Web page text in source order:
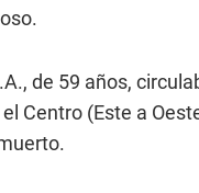
de 59 años,
Centro (Este a